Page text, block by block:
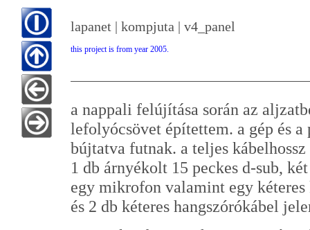
lapanet | kompjuta | v4_panel
this project is from year 2005.
a nappali felújítása során az
lefolyócsövet építettem. a gép és
bújtatva futnak. a teljes
1 db árnyékolt 15 peckes d-sub,
egy mikrofon valamint egy
és 2 db kéteres hangszórókábel